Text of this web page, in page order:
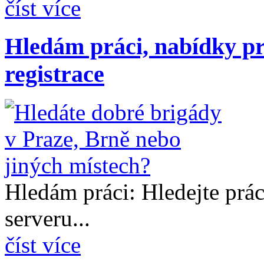
číst více
Hledám práci, nabídky
registrace
Hledám práci: Hledejte
serveru...
číst více